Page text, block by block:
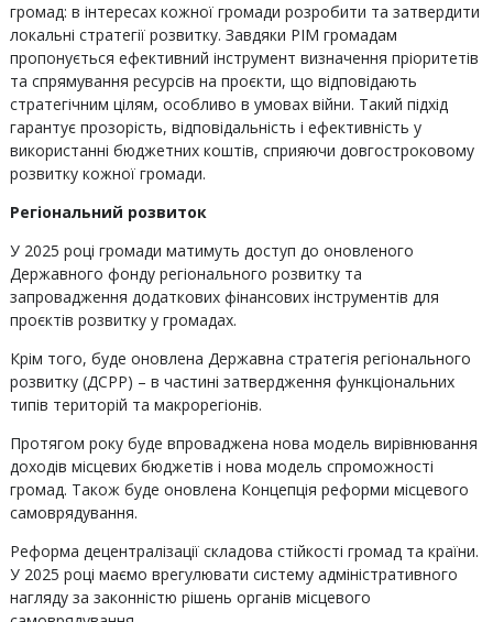
громад: в інтересах кожної громади розробити та затвердити
локальні стратегії розвитку. Завдяки PIM громадам
пропонується ефективний інструмент визначення пріоритетів
та спрямування ресурсів на проєкти, що відповідають
стратегічним цілям, особливо в умовах війни. Такий підхід
гарантує прозорість, відповідальність і ефективність у
використанні бюджетних коштів, сприяючи довгостроковому
розвитку кожної громади.
Регіональний розвиток
У 2025 році громади матимуть доступ до оновленого
Державного фонду регіонального розвитку та
запровадження додаткових фінансових інструментів для
проєктів розвитку у громадах.
Крім того, буде оновлена Державна стратегія регіонального
розвитку (ДСРР) – в частині затвердження функціональних
типів територій та макрорегіонів.
Протягом року буде впроваджена нова модель вирівнювання
доходів місцевих бюджетів і нова модель спроможності
громад. Також буде оновлена Концепція реформи місцевого
самоврядування.
Реформа децентралізації складова стійкості громад та країни.
У 2025 році маємо врегулювати систему адміністративного
нагляду за законністю рішень органів місцевого